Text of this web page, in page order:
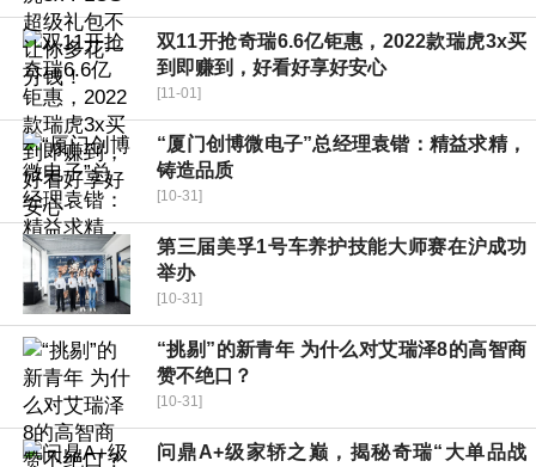
双11开抢奇瑞6.6亿钜惠，2022款瑞虎3x买
到即赚到，好看好享好安心
[11-01]
“厦门创博微电子”总经理袁锴：精益求精，
铸造品质
[10-31]
第三届美孚1号车养护技能大师赛在沪成功
举办
[10-31]
“挑剔”的新青年 为什么对艾瑞泽8的高智商
赞不绝口？
[10-31]
问鼎A+级家轿之巅，揭秘奇瑞“大单品战